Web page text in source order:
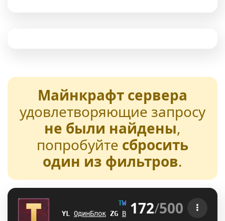
Майнкрафт сервера
удовлетворяющие запросу
не были найдены,
попробуйте сбросить
один из фильтров.
TW NT URE
[1.21-26.2]
O\
ОдинБлок E\ Выживание MJ БедВарс
172/500